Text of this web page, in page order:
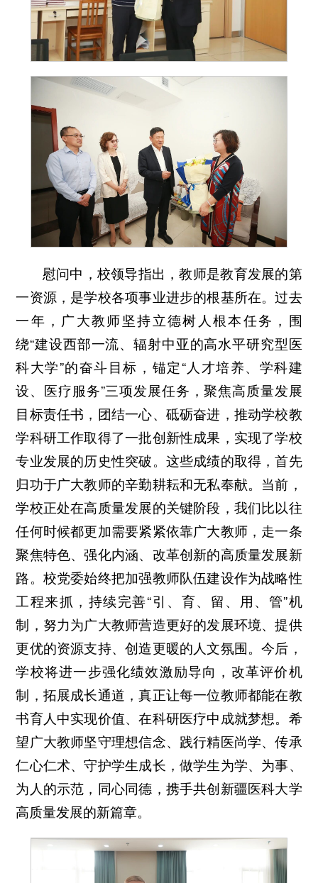
慰问中，校领导指出，教师是教育发展的第
一资源，是学校各项事业进步的根基所在。过去
一年，广大教师坚持立德树人根本任务，围
绕“建设西部一流、辐射中亚的高水平研究型医
科大学”的奋斗目标，锚定“人才培养、学科建
设、医疗服务”三项发展任务，聚焦高质量发展
目标责任书，团结一心、砥砺奋进，推动学校教
学科研工作取得了一批创新性成果，实现了学校
专业发展的历史性突破。这些成绩的取得，首先
归功于广大教师的辛勤耕耘和无私奉献。当前，
学校正处在高质量发展的关键阶段，我们比以往
任何时候都更加需要紧紧依靠广大教师，走一条
聚焦特色、强化内涵、改革创新的高质量发展新
路。校党委始终把加强教师队伍建设作为战略性
工程来抓，持续完善“引、育、留、用、管”机
制，努力为广大教师营造更好的发展环境、提供
更优的资源支持、创造更暖的人文氛围。今后，
学校将进一步强化绩效激励导向，改革评价机
制，拓展成长通道，真正让每一位教师都能在教
书育人中实现价值、在科研医疗中成就梦想。希
望广大教师坚守理想信念、践行精医尚学、传承
仁心仁术、守护学生成长，做学生为学、为事、
为人的示范，同心同德，携手共创新疆医科大学
高质量发展的新篇章。